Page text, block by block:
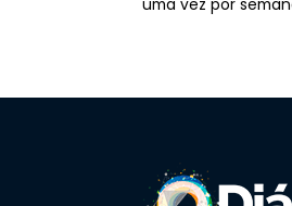
uma vez por